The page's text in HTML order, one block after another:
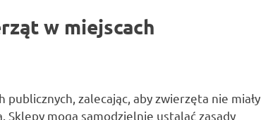
w miejscach
zalecając, aby zwierzęta nie miały
Sklepy mogą samodzielnie ustalać zasady